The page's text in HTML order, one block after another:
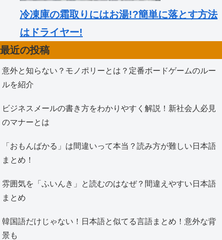
冷凍庫の霜取りにはお湯!?簡単に落とす方法
はドライヤー!
最近の投稿
意外と知らない？モノポリーとは？定番ボードゲームのルー
ルを紹介
ビジネスメールの書き方をわかりやすく解説！新社会人必見
のマナーとは
「おもんばかる」は間違いって本当？読み方が難しい日本語
まとめ！
雰囲気を「ふいんき」と読むのはなぜ？間違えやすい日本語
まとめ
韓国語だけじゃない！日本語と似てる言語まとめ！意外な背
景も